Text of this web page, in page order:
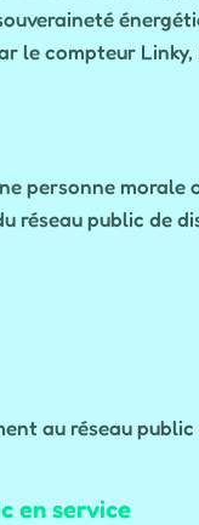
le compteur
personne
réseau public de
au réseau
en service